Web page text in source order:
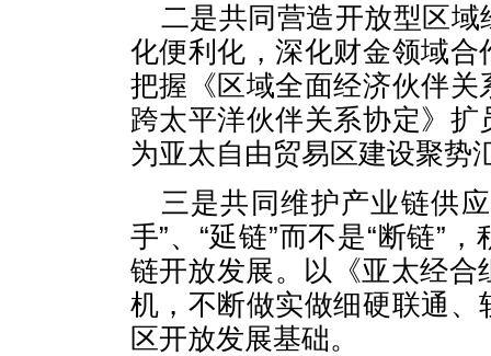
二是共同营造开放型区
化便利化，深化财金领域
把握《区域全面经济伙伴
跨太平洋伙伴关系协定》
为亚太自由贸易区建设聚势
三是共同维护产业链供
手”、“延链”而不是“断链”
链开放发展。以《亚太经
机，不断做实做细硬联通
区开放发展基础。